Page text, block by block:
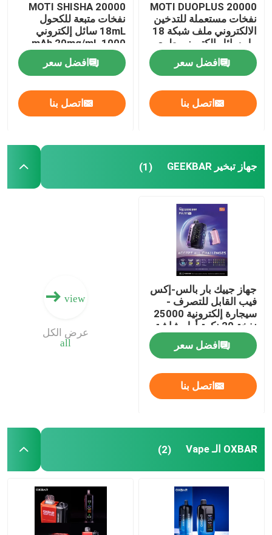
MOTI DUOPLUS 20000
نفخات مستعملة للتدخين
الالكتروني ملف شبكة 18
مل سائل إلكتروني طبيعي
/ قوي 2 أوضاع 650mAh
50mg / mL النيكوتينافضل سعر
اتصل بنا
MOTI SHISHA 20000
نفخات متبعة للكحول
18mL سائل إلكتروني
1000 mAh 20mg/mL
النيكوتين النوع C
افضل سعر
اتصل بنا
جهاز تبخير GEEKBAR (1)
جهاز جييك بار بالس-إكس
فيب القابل للتصرف -
سيجارة إلكترونية 25000
نفخة 20 نكهة أول شاشة
منحنية في العالم
افضل سعر
اتصل بنا
view
all
عرض الكل
OXBAR الـ Vape (2)